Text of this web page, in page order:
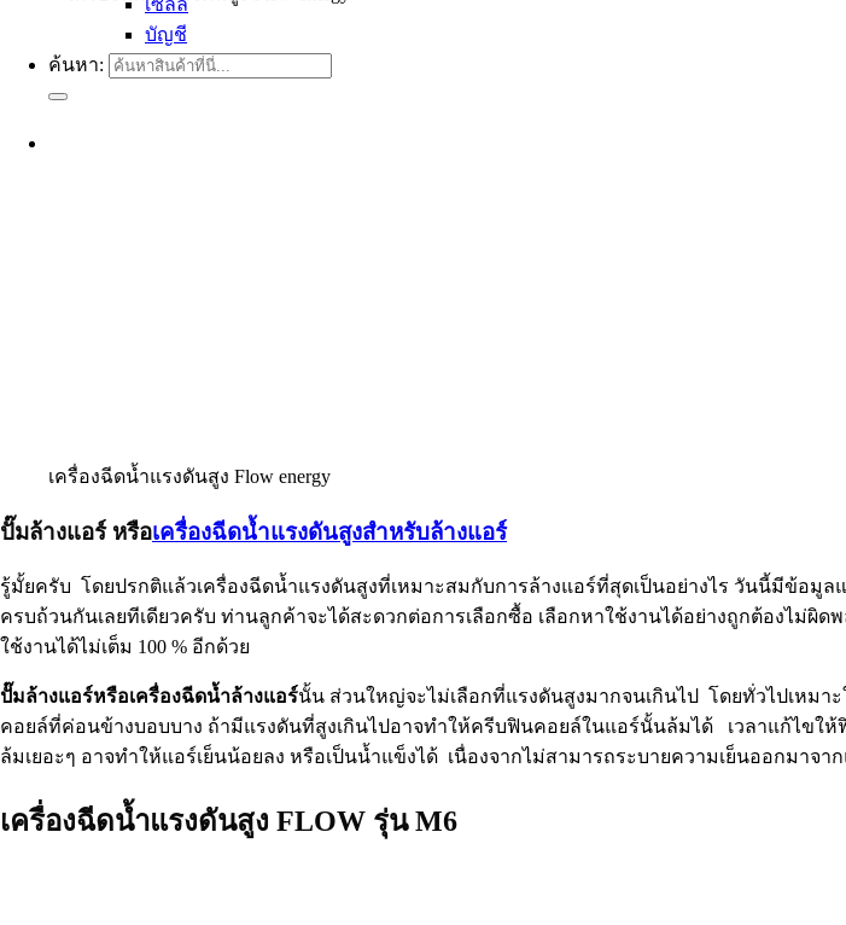
เซลล์
บัญชี
ค้นหา:
เครื่องฉีดน้ำแรงดันสูง Flow energy
ปั๊มล้างแอร์ หรือเครื่องฉีดน้ำแรงดันสูงสำหรับล้างแอร์
รู้มั้ยครับ โดยปรกติแล้วเครื่องฉีดน้ำแรงดันสูงที่เหมาะสมกับการล้างแอร์ที่สุดเป็นอย่างไร วันนี้มีข้อมู
ครบถ้วนกันเลยทีเดียวครับ ท่านลูกค้าจะได้สะดวกต่อการเลือกซื้อ เลือกหาใช้งานได้อย่างถูกต้องไม่ผิด
ใช้งานได้ไม่เต็ม 100 % อีกด้วย
ปั๊มล้างแอร์​หรือเครื่องฉีดน้ำล้างแอร์นั้น ส่วนใหญ่จะไม่เลือกที่แรงดันสูงมากจนเกินไป โดยทั่วไปเหมา
คอยล์ที่ค่อนข้างบอบบาง ถ้ามีแรงดันที่สูงเกินไปอาจทำให้ครีบฟินคอยล์ในแอร์นั้นล้มได้ เวลาแก้ไขใ
ล้มเยอะๆ อาจทำให้แอร์เย็นน้อยลง หรือเป็นน้ำแข็งได้ เนื่องจากไม่สามารถระบายความเย็นออกมาจา
เครื่องฉีดน้ำแรงดันสูง FLOW รุ่น M6